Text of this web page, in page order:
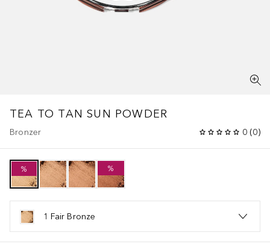
TEA TO TAN SUN POWDER
Bronzer 0 (0)
% %
1 Fair Bronze